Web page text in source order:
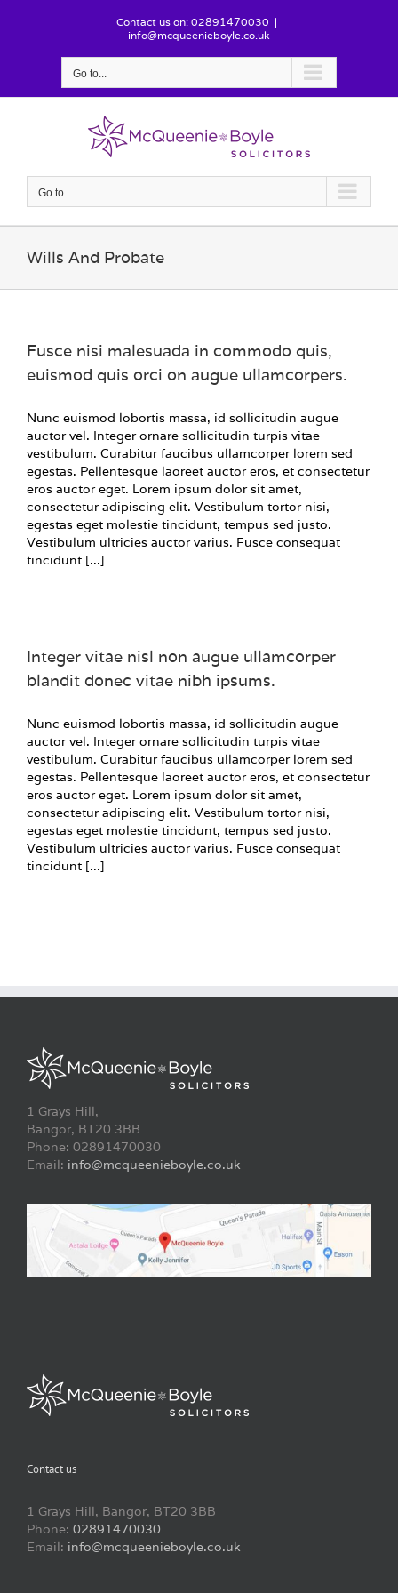
Contact us on: 02891470030 |
info@mcqueenieboyle.co.uk
Go to...
Go to...
Wills And Probate
Fusce nisi malesuada in commodo quis,
euismod quis orci on augue ullamcorpers.
Nunc euismod lobortis massa, id sollicitudin augue
auctor vel. Integer ornare sollicitudin turpis vitae
vestibulum. Curabitur faucibus ullamcorper lorem sed
egestas. Pellentesque laoreet auctor eros, et consectetur
eros auctor eget. Lorem ipsum dolor sit amet,
consectetur adipiscing elit. Vestibulum tortor nisi,
egestas eget molestie tincidunt, tempus sed justo.
Vestibulum ultricies auctor varius. Fusce consequat
tincidunt [...]
Integer vitae nisl non augue ullamcorper
blandit donec vitae nibh ipsums.
Nunc euismod lobortis massa, id sollicitudin augue
auctor vel. Integer ornare sollicitudin turpis vitae
vestibulum. Curabitur faucibus ullamcorper lorem sed
egestas. Pellentesque laoreet auctor eros, et consectetur
eros auctor eget. Lorem ipsum dolor sit amet,
consectetur adipiscing elit. Vestibulum tortor nisi,
egestas eget molestie tincidunt, tempus sed justo.
Vestibulum ultricies auctor varius. Fusce consequat
tincidunt [...]
1 Grays Hill,
Bangor, BT20 3BB
Phone: 02891470030
Email: info@mcqueenieboyle.co.uk
Contact us
1 Grays Hill, Bangor, BT20 3BB
Phone: 02891470030
Email: info@mcqueenieboyle.co.uk